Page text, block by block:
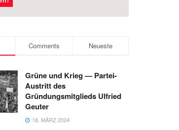
Comments Neueste
Grüne und Krieg — Partei-
Austritt des
Gründungsmitglieds Ulfried
Geuter
18. MÄRZ 2024